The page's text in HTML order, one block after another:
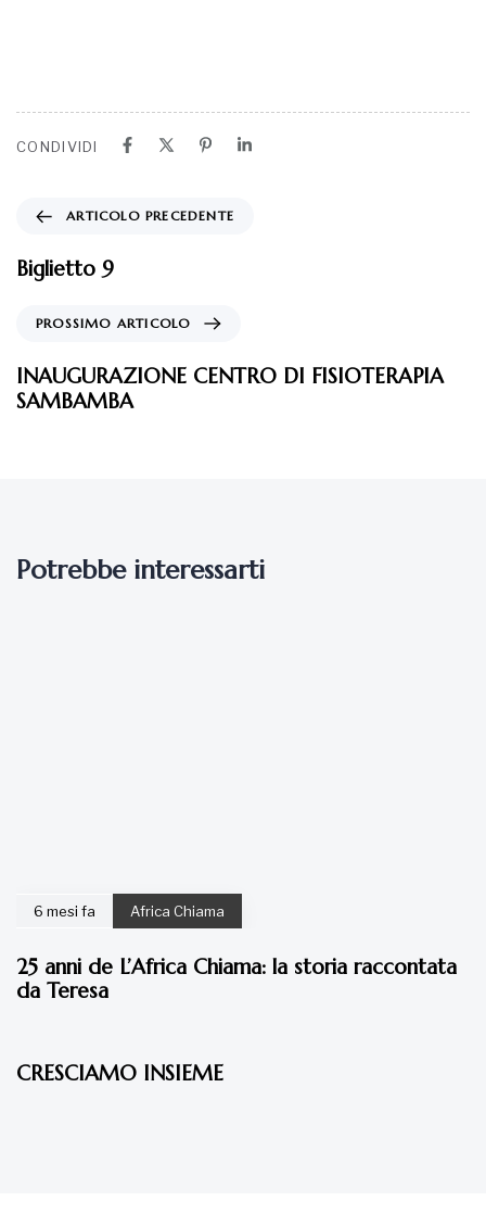
CONDIVIDI
ARTICOLO PRECEDENTE
Biglietto 9
PROSSIMO ARTICOLO
INAUGURAZIONE CENTRO DI FISIOTERAPIA
SAMBAMBA
Potrebbe interessarti
6 mesi fa Africa Chiama
25 anni de L’Africa Chiama: la storia raccontata
da Teresa
CRESCIAMO INSIEME